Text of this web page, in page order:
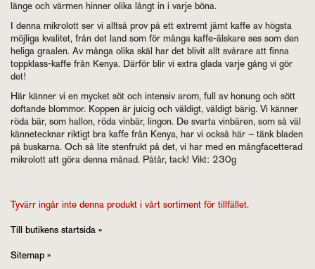
länge och värmen hinner olika långt in i varje böna.
I denna mikrolott ser vi alltså prov på ett extremt jämt kaffe av högsta
möjliga kvalitet, från det land som för många kaffe-älskare ses som den
heliga graalen. Av många olika skäl har det blivit allt svårare att finna
toppklass-kaffe från Kenya. Därför blir vi extra glada varje gång vi gör
det!
Här känner vi en mycket söt och intensiv arom, full av honung och sött
doftande blommor. Koppen är juicig och väldigt, väldigt bärig. Vi känner
röda bär, som hallon, röda vinbär, lingon. De svarta vinbären, som så väl
kännetecknar riktigt bra kaffe från Kenya, har vi också här – tänk bladen
på buskarna. Och så lite stenfrukt på det, vi har med en mångfacetterad
mikrolott att göra denna månad. Påtår, tack! Vikt: 230g
Tyvärr ingår inte denna produkt i vårt sortiment för tillfället.
Till butikens startsida »
Sitemap »